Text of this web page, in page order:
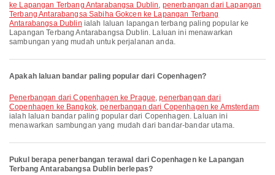
ke Lapangan Terbang Antarabangsa Dublin, penerbangan dari Lapangan
Terbang Antarabangsa Sabiha Gokcen ke Lapangan Terbang
Antarabangsa Dublin ialah laluan lapangan terbang paling popular ke
Lapangan Terbang Antarabangsa Dublin. Laluan ini menawarkan
sambungan yang mudah untuk perjalanan anda.
Apakah laluan bandar paling popular dari Copenhagen?
penerbangan dari Copenhagen ke Prague,penerbangan dari
Copenhagen ke Bangkok,penerbangan dari Copenhagen ke Amsterdam
ialah laluan bandar paling popular dari Copenhagen. Laluan ini
menawarkan sambungan yang mudah dari bandar-bandar utama.
Pukul berapa penerbangan terawal dari Copenhagen ke Lapangan
Terbang Antarabangsa Dublin berlepas?